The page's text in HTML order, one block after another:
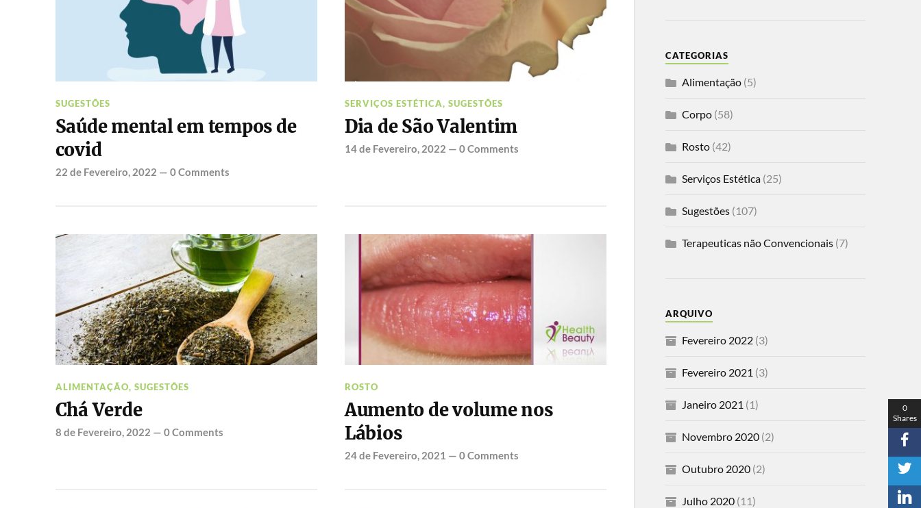
SUGESTÕES
Saúde mental em tempos de
covid
22 de Fevereiro, 2022 — 0 Comments
SERVIÇOS ESTÉTICA, SUGESTÕES
Dia de São Valentim
14 de Fevereiro, 2022 — 0 Comments
ALIMENTAÇÃO, SUGESTÕES
Chá Verde
8 de Fevereiro, 2022 — 0 Comments
ROSTO
Aumento de volume nos
Lábios
24 de Fevereiro, 2021 — 0 Comments
CATEGORIAS
Alimentação(5)
Corpo(58)
Rosto(42)
Serviços Estética(25)
Sugestões(107)
Terapeuticas não Convencionais(7)
ARQUIVO
Fevereiro 2022(3)
Fevereiro 2021 (3)
Janeiro 2021 (1)
Novembro 2020(2)
Outubro 2020(2)
Julho 2020(11)
0
Shares